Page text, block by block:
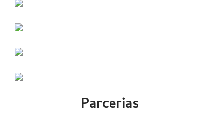
Parcerias